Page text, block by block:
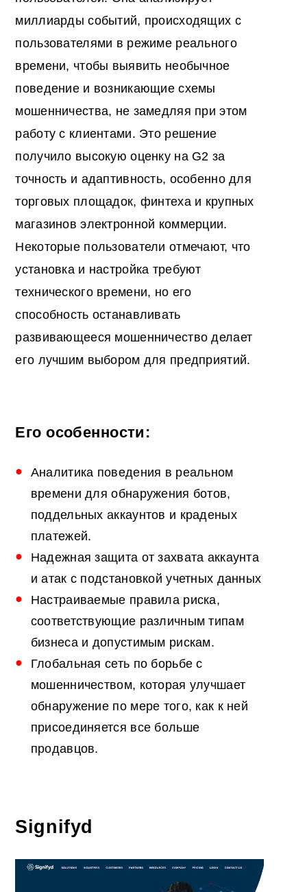
миллиарды событий, происходящих с
пользователями в режиме реального
времени, чтобы выявить необычное
поведение и возникающие схемы
мошенничества, не замедляя при этом
работу с клиентами. Это решение
получило высокую оценку на G2 за
точность и адаптивность, особенно для
торговых площадок, финтеха и крупных
магазинов электронной коммерции.
Некоторые пользователи отмечают, что
установка и настройка требуют
технического времени, но его
способность останавливать
развивающееся мошенничество делает
его лучшим выбором для предприятий.
Его особенности:
Аналитика поведения в реальном
времени для обнаружения ботов,
поддельных аккаунтов и краденых
платежей.
Надежная защита от захвата аккаунта
и атак с подстановкой учетных данных
Настраиваемые правила риска,
соответствующие различным типам
бизнеса и допустимым рискам.
Глобальная сеть по борьбе с
мошенничеством, которая улучшает
обнаружение по мере того, как к ней
присоединяется все больше
продавцов.
Signifyd